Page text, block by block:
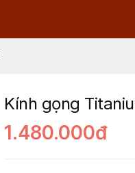
Kính gọng
1.480.000đ